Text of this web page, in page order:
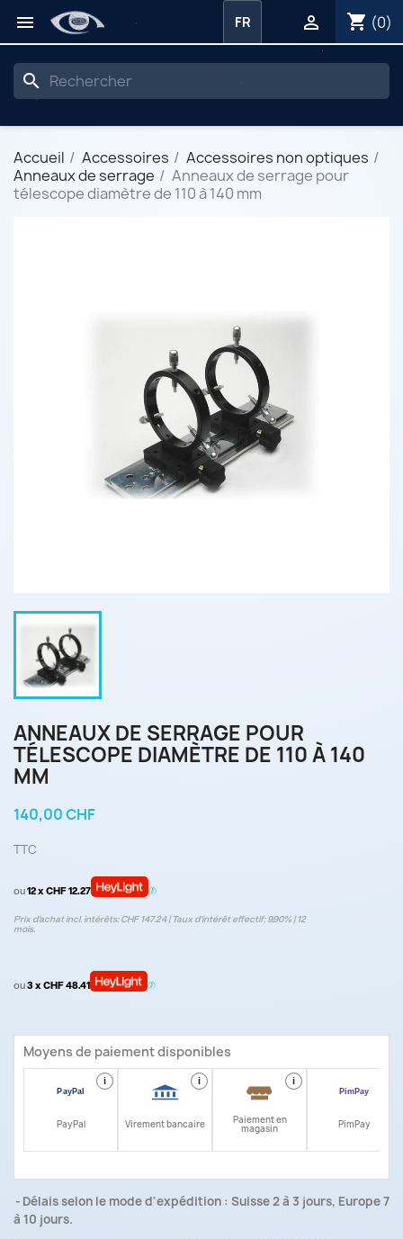
 shopping_cart (0)

FR
search
Accueil Accessoires
Accessoires non optiques
Anneaux de serrage
Anneaux de serrage pour
télescope diamètre de 110 à 140 mm
ANNEAUX DE SERRAGE POUR
TÉLESCOPE DIAMÈTRE DE 110 À 140
MM
140,00 CHF
TTC
ou12 x CHF 12.27
Prix d’achat incl. intérêts: CHF 147.24 | Taux d‘intérêt effectif: 9.90% | 12
mois.
ou3 x CHF 48.41
Moyens de paiement disponibles
i
PayPal
i
Virement bancaire
i
Paiement en
magasin PimPay
Délais selon le mode d'expédition : Suisse 2 à 3 jours, Europe 7
à 10 jours.